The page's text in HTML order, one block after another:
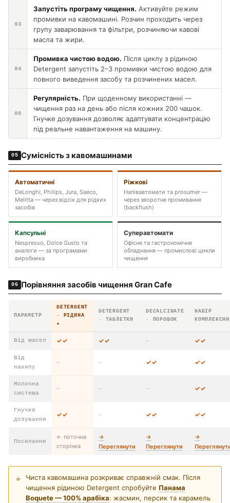
03
Запустіть програму чищення. Активуйте режим
промивки на кавомашині. Розчин проходить через
групу заварювання та фільтри, розчиняючи кавові
масла та жири.
04
Промивка чистою водою. Після циклу з рідиною
Detergent запустіть 2–3 промивки чистою водою для
повного виведення засобу та розчинених масел.
05
Регулярність. При щоденному використанні —
чищення раз на день або після кожних 200 чашок.
Гнучке дозування дозволяє адаптувати концентрацію
під реальне навантаження на машину.
05 Сумісність з кавомашинами
Автоматичні
DeLonghi, Philips, Jura, Saeco,
Melitta — через відсік для рідких
засобів
Ріжкові
Напівавтомати та prosumer —
через зворотне промивання
(backflush)
Капсульні
Nespresso, Dolce Gusto та
аналоги — за програмами
виробника
Суперавтомати
Офісне та гастрономічне
обладнання — промислові цикли
чищення
06 Порівняння засобів чищення Gran Cafe
ПАРАМЕТР
DETERGENT
· РІДИНА
★
DETERGENT
· ТАБЛЕТКИ
DECALCINATE
· ПОРОШОК
НАБІР
Від масел ✓✓ ✓✓ – ✓✓
Від
накипу
– – ✓✓ ✓✓
Молочна
система
– – – ✓✓
Гнучке
дозування
✓✓ – ✓✓ ✓✓
Посилання
← поточна
сторінка
→
Переглянути
→
Переглянути
→
☕
Чиста кавомашина розкриває справжній смак. Після
чищення рідиною Detergent спробуйте Панама
Boquete — 100% арабіка: жасмин, персик та карамель